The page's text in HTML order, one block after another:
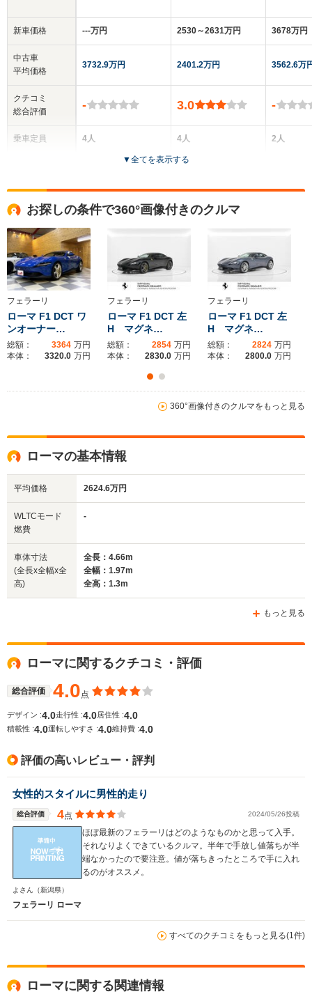
新車価格
中古車
平均価格
クチコミ
総合評価
乗車定員
サイズ
(全長x全幅x全高)
燃費
駆動方式
‐‐‐万円
3732.9万円
-
4人
1.31m
全幅
1.97m
全長
4.66m
ホイールベース
-m
2530～2631万円
2401.2万円
3.0
4人
2ドア
全高
1.32m
全幅
1.94m
全長
4.59m
ホイールベース
-m
3678万円
3562.6万
-
2人
ホイー
▼全てを表示する
お探しの条件で360°画像付きのクルマ
フェラーリ
ローマ F1 DCT ワ
ンオーナー…
総額： 3364 万円
本体：
3320.0 万円
フェラーリ
ローマ F1 DCT 左
H マグネ…
総額： 2854 万円
本体：
2830.0 万円
フェラーリ
ローマ F1 DCT 左
H マグネ…
総額： 2824 万円
本体：
2800.0 万円
360°画像付きのクルマをもっと見る
ローマの基本情報
平均価格 2624.6万円
WLTCモード
燃費
-
車体寸法
(全長x全幅x全
高)
全長：4.66m
全幅：1.97m
全高：1.3m
もっと見る
ローマに関するクチコミ・評価
総合評価 4.0点
デザイン :4.0走行性 :4.0居住性 :4.0
積載性 :4.0運転しやすさ :4.0維持費 :4.0
評価の高いレビュー・評判
女性的スタイルに男性的走り
総合評価 4点 2024/05/26投稿
ほぼ最新のフェラーリはどのようなものかと思って入手。
それなりよくできているクルマ。半年で手放し値落ちが半
端なかったので要注意。値が落ちきったところで手に入れ
るのがオススメ。
よさん （新潟県）
フェラーリ ローマ
すべてのクチコミをもっと見る(1件)
ローマに関する関連情報